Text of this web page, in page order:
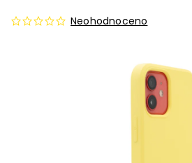
Neohodnoceno